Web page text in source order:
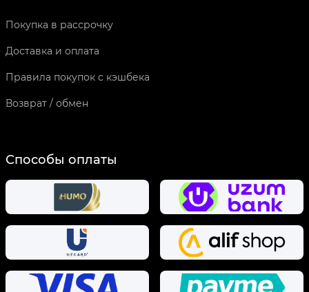
Покупка в рассрочку
Доставка и оплата
Правила покупок с кэшбека
Возврат / обмен
Способы оплаты